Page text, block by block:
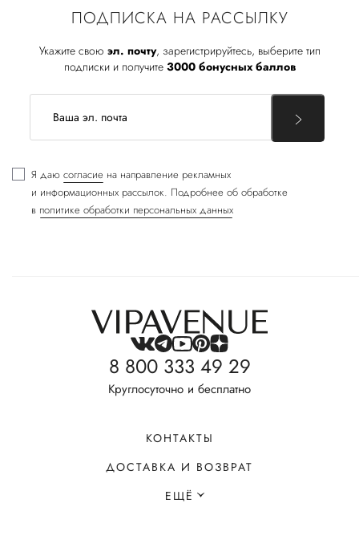
ПОДПИСКА НА РАССЫЛКУ
Укажите свою эл. почту, зарегистрируйтесь, выберите тип
подписки и получите 3000 бонусных баллов
Я даю согласие на направление рекламных
и информационных рассылок. Подробнее об обработке
в политике обработки персональных данных
8 800 333 49 29
Круглосуточно и бесплатно
КОНТАКТЫ
ДОСТАВКА И ВОЗВРАТ
ЕЩЁ